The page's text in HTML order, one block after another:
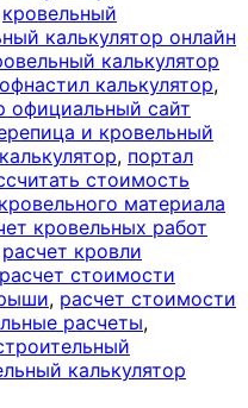
кровельный
калькулятор онлайн
калькулятор
калькулятор,
официальный сайт
и кровельный
, портал
стоимость
материала
кровельных работ
расчет кровли
расчет стоимости
, расчет стоимости
расчеты,
калькулятор